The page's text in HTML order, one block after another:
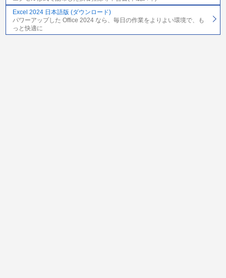
Excel 2024 日本語版 (ダウンロード)
パワーアップした Office 2024 なら、毎日の作業をよりよい環境で、も
っと快適に